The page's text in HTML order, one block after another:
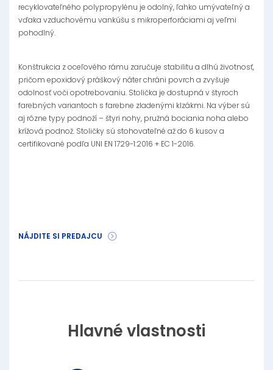
recyklovateľného polypropylénu je odolný, ľahko umývateľný a
vďaka vzduchovému vankúšu s mikroperforáciami aj veľmi
pohodlný.
Konštrukcia z oceľového rámu zaručuje stabilitu a dlhú životnosť,
pričom epoxidový práškový náter chráni povrch a zvyšuje
odolnosť voči opotrebovaniu. Stolička je dostupná v štyroch
farebných variantoch s farebne zladenými klzákmi. Na výber sú
aj rôzne typy podnoží – štyri nohy, pružná bociania noha alebo
krížová podnož. Stoličky sú stohovateľné až do 6 kusov a
certifikované podľa UNI EN 1729-1:2016 + EC 1-2016.
NÁJDITE SI PREDAJCU
Hlavné vlastnosti